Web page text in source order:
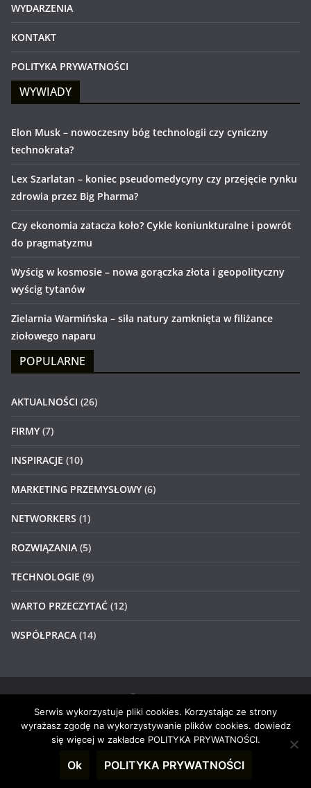
WYDARZENIA
KONTAKT
POLITYKA PRYWATNOŚCI
WYWIADY
Elon Musk – nowoczesny bóg technologii czy cyniczny
technokrata?
Lex Szarlatan – koniec pseudomedycyny czy przejęcie rynku
zdrowia przez Big Pharma?
Czy ekonomia zatacza koło? Cykle koniunkturalne i powrót
do pragmatyzmu
Wyścig w kosmosie – nowa gorączka złota i geopolityczny
wyścig tytanów
Zielarnia Warmińska – siła natury zamknięta w filiżance
ziołowego naparu
POPULARNE
AKTUALNOŚCI (26)
FIRMY (7)
INSPIRACJE (10)
MARKETING PRZEMYSŁOWY (6)
NETWORKERS (1)
ROZWIĄZANIA (5)
TECHNOLOGIE (9)
WARTO PRZECZYTAĆ (12)
WSPÓŁPRACA (14)
Prawa autorskie © 2026#4networkers. Wszystkie prawa
zastrzeżone.
przezWordPress.
Serwis wykorzystuje pliki cookies. Korzystając ze strony
wyrażasz zgodę na wykorzystywanie plików cookies. dowiedz
się więcej w zakładce POLITYKA PRYWATNOŚCI.
Ok POLITYKA PRYWATNOŚCI